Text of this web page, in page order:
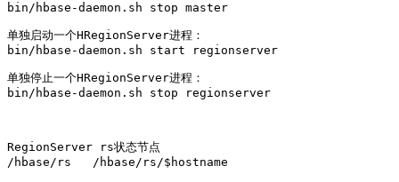
bin/hbase-daemon.sh stop master
单独启动一个HRegionServer进程：
bin/hbase-daemon.sh start regionserver
单独停止一个HRegionServer进程：
bin/hbase-daemon.sh stop regionserver
RegionServer rs状态节点
/hbase/rs   /hbase/rs/$hostname